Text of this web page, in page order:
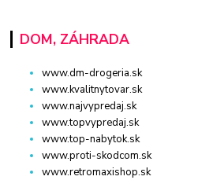
DOM, ZÁHRADA
www.dm-drogeria.sk
www.kvalitnytovar.sk
www.najvypredaj.sk
www.topvypredaj.sk
www.top-nabytok.sk
www.proti-skodcom.sk
www.retromaxishop.sk